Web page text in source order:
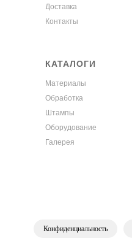
Галерея
Оборудование
Штампы
Обработка
Материалы
КАТАЛОГИ
Контакты
Доставка
Конфиденциальность